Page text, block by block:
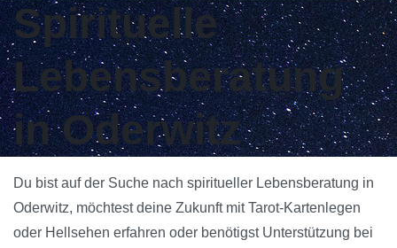
Spirituelle
Lebensberatung
in Oderwitz
Du bist auf der Suche nach spiritueller Lebensberatung in
Oderwitz, möchtest deine Zukunft mit Tarot-Kartenlegen
oder Hellsehen erfahren oder benötigst Unterstützung bei